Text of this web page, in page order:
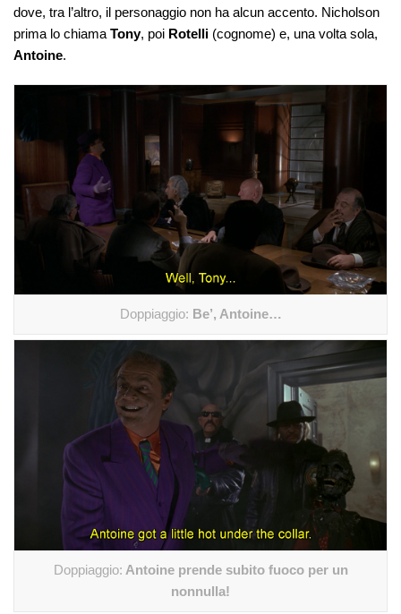
dove, tra l’altro, il personaggio non ha alcun accento. Nicholson
prima lo chiama Tony, poi Rotelli (cognome) e, una volta sola,
Antoine.
Doppiaggio: Be’, Antoine…
Doppiaggio: Antoine prende subito fuoco per un
nonnulla!